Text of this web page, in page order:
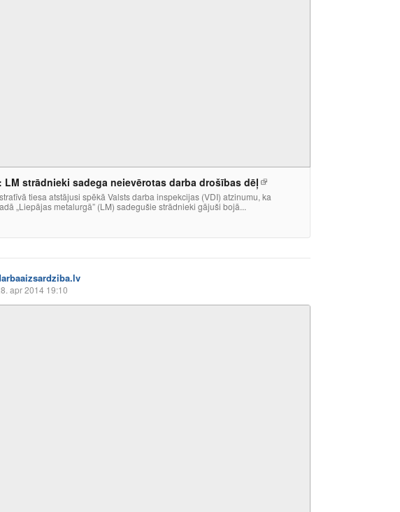
LM strādnieki sadega neievērotas darba drošības dēļ
tiesa atstājusi spēkā Valsts darba inspekcijas (VDI) atzinumu, ka
„Liepājas metalurgā” (LM) sadegušie strādnieki gājuši bojā...
apr 2014 19:10